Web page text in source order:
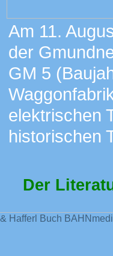
Am 11.
der
GM 5
elektrischen
historischen
Der